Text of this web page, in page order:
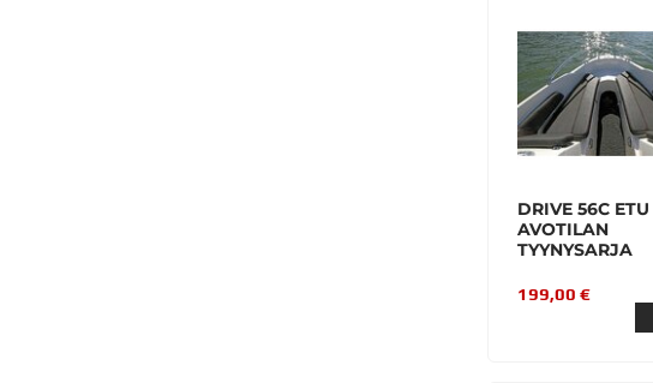
DRIVE 56C ETU
AVOTILAN
TYYNYSARJA
199,00 €